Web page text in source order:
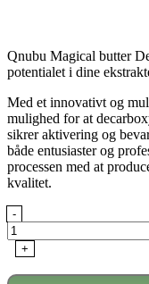
var:
Qnubu Magical butter
potentialet i dine
Med et innovativt og
mulighed for at
sikrer aktivering og
både entusiaster og
processen med at
kvalitet.
Magical
Butter
-
Qnubu
antal
-
+